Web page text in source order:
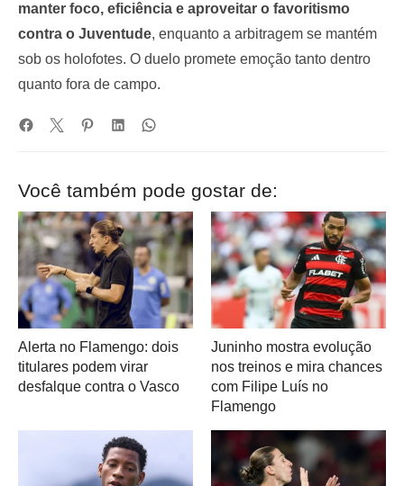
manter foco, eficiência e aproveitar o favoritismo
contra o Juventude, enquanto a arbitragem se mantém
sob os holofotes. O duelo promete emoção tanto dentro
quanto fora de campo.
Você também pode gostar de:
Alerta no Flamengo: dois
titulares podem virar
desfalque contra o Vasco
Juninho mostra evolução
nos treinos e mira chances
com Filipe Luís no
Flamengo